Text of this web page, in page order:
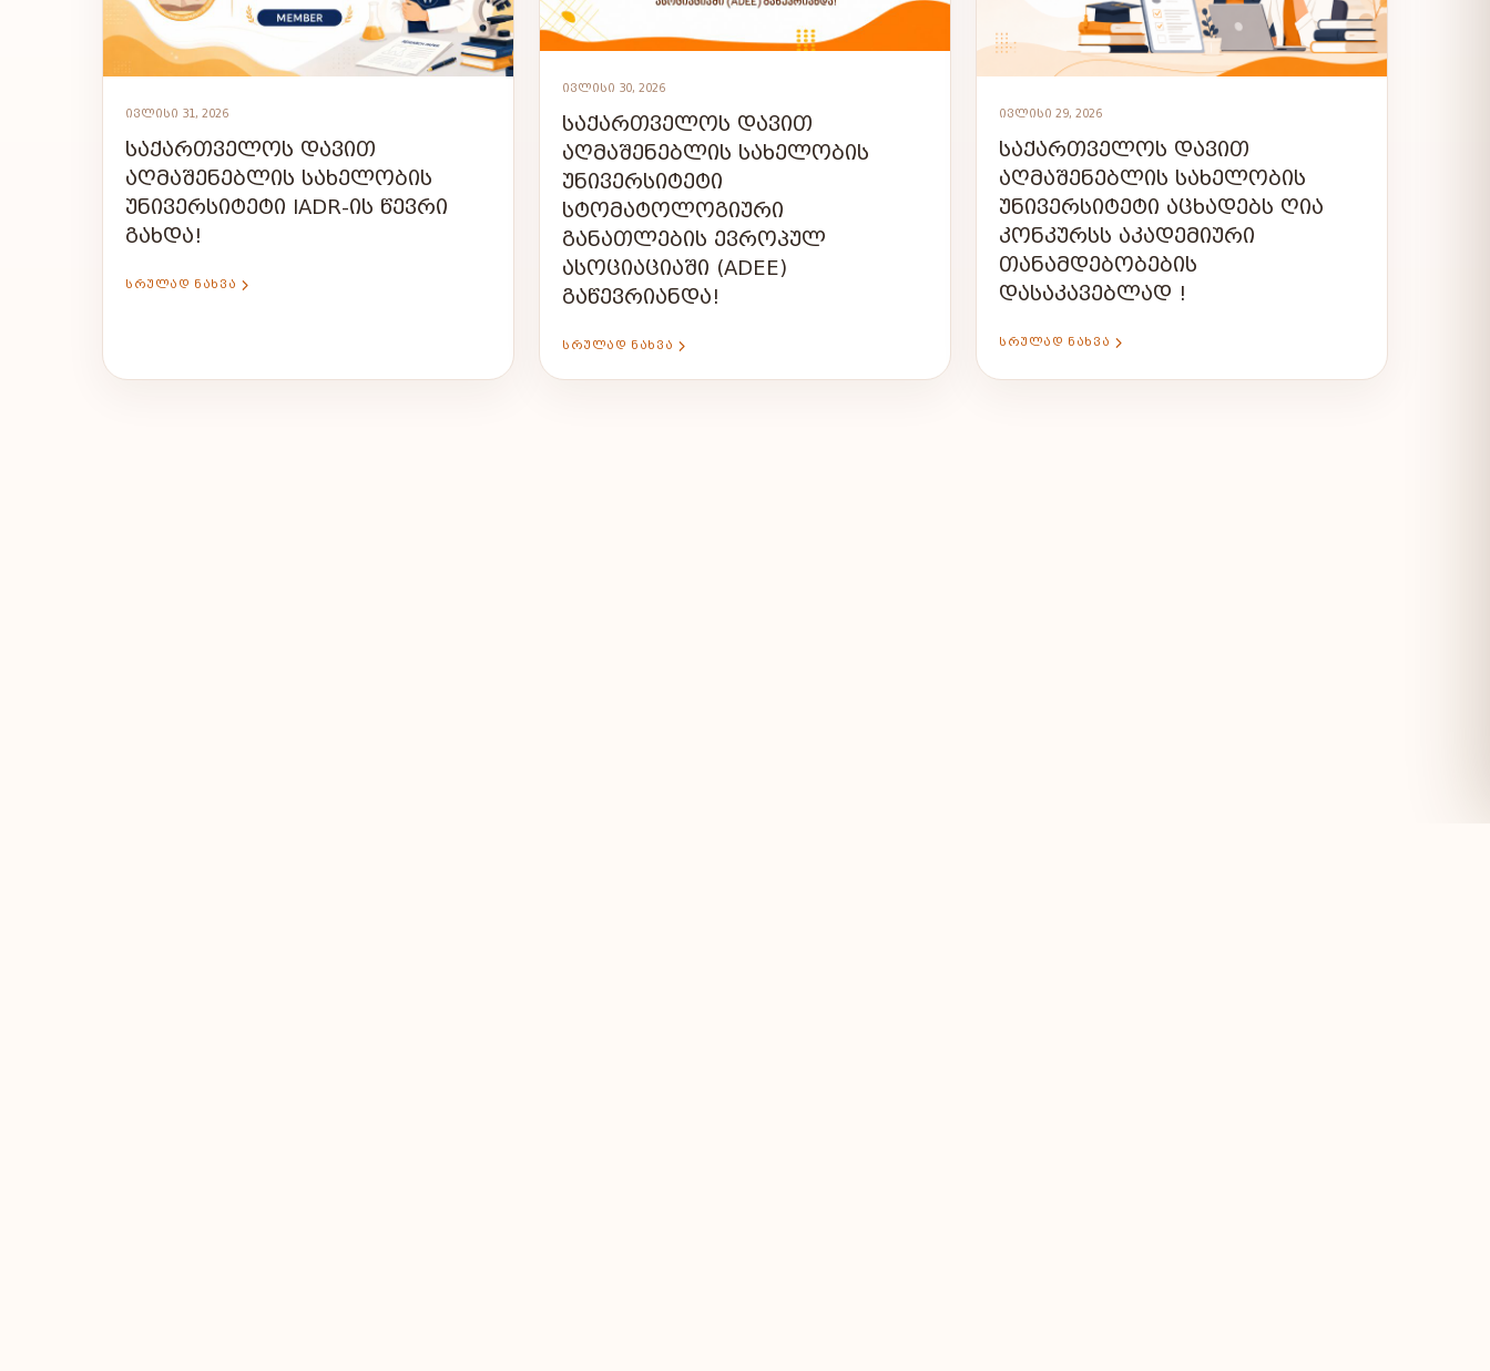
ᲘᲕᲚᲘᲡᲘ 31, 2026
ᲡᲐᲥᲐᲠᲗᲕᲔᲚᲝᲡ ᲓᲐᲕᲘᲗ
ᲐᲦᲛᲐᲨᲔᲜᲔᲑᲚᲘᲡ ᲡᲐᲮᲔᲚᲝᲑᲘᲡ
ᲣᲜᲘᲕᲔᲠᲡᲘᲢᲔᲢᲘ IADR-ᲘᲡ ᲬᲔᲕᲠᲘ
ᲒᲐᲮᲓᲐ!
ᲡᲠᲣᲚᲐᲓ ᲜᲐᲮᲕᲐ
ᲘᲕᲚᲘᲡᲘ 30, 2026
ᲡᲐᲥᲐᲠᲗᲕᲔᲚᲝᲡ ᲓᲐᲕᲘᲗ
ᲐᲦᲛᲐᲨᲔᲜᲔᲑᲚᲘᲡ ᲡᲐᲮᲔᲚᲝᲑᲘᲡ
ᲣᲜᲘᲕᲔᲠᲡᲘᲢᲔᲢᲘ
ᲡᲢᲝᲛᲐᲢᲝᲚᲝᲒᲘᲣᲠᲘ
ᲒᲐᲜᲐᲗᲚᲔᲑᲘᲡ ᲔᲕᲠᲝᲞᲣᲚ
ᲐᲡᲝᲪᲘᲐᲪᲘᲐᲨᲘ (ADEE)
ᲒᲐᲬᲔᲕᲠᲘᲐᲜᲓᲐ!
ᲡᲠᲣᲚᲐᲓ ᲜᲐᲮᲕᲐ
ᲘᲕᲚᲘᲡᲘ 29, 2026
ᲡᲐᲥᲐᲠᲗᲕᲔᲚᲝᲡ ᲓᲐᲕᲘᲗ
ᲐᲦᲛᲐᲨᲔᲜᲔᲑᲚᲘᲡ ᲡᲐᲮᲔᲚᲝᲑᲘᲡ
ᲣᲜᲘᲕᲔᲠᲡᲘᲢᲔᲢᲘ ᲐᲪᲮᲐᲓᲔᲑᲡ ᲦᲘᲐ
ᲙᲝᲜᲙᲣᲠᲡᲡ ᲐᲙᲐᲓᲔᲛᲘᲣᲠᲘ
ᲗᲐᲜᲐᲛᲓᲔᲑᲝᲑᲔᲑᲘᲡ
ᲓᲐᲡᲐᲙᲐᲕᲔᲑᲚᲐᲓ !
ᲡᲠᲣᲚᲐᲓ ᲜᲐᲮᲕᲐ